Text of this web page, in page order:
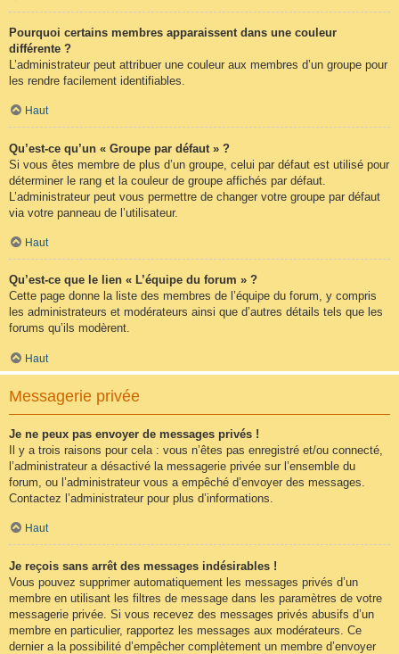
Pourquoi certains membres apparaissent dans une couleur
différente ?
L’administrateur peut attribuer une couleur aux membres d’un groupe pour
les rendre facilement identifiables.
Haut
Qu’est-ce qu’un « Groupe par défaut » ?
Si vous êtes membre de plus d’un groupe, celui par défaut est utilisé pour
déterminer le rang et la couleur de groupe affichés par défaut.
L’administrateur peut vous permettre de changer votre groupe par défaut
via votre panneau de l’utilisateur.
Haut
Qu’est-ce que le lien « L’équipe du forum » ?
Cette page donne la liste des membres de l’équipe du forum, y compris
les administrateurs et modérateurs ainsi que d’autres détails tels que les
forums qu’ils modèrent.
Haut
Messagerie privée
Je ne peux pas envoyer de messages privés !
Il y a trois raisons pour cela : vous n’êtes pas enregistré et/ou connecté,
l’administrateur a désactivé la messagerie privée sur l’ensemble du
forum, ou l’administrateur vous a empêché d’envoyer des messages.
Contactez l’administrateur pour plus d’informations.
Haut
Je reçois sans arrêt des messages indésirables !
Vous pouvez supprimer automatiquement les messages privés d’un
membre en utilisant les filtres de message dans les paramètres de votre
messagerie privée. Si vous recevez des messages privés abusifs d’un
membre en particulier, rapportez les messages aux modérateurs. Ce
dernier a la possibilité d’empêcher complètement un membre d’envoyer